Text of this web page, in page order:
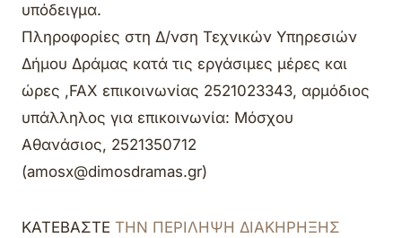
υπόδειγμα.
Πληροφορίες στη Δ/νση Τεχνικών Υπηρεσιών
Δήμου Δράμας κατά τις εργάσιμες μέρες και
ώρες ,FAX επικοινωνίας 2521023343, αρμόδιος
υπάλληλος για επικοινωνία: Μόσχου
Αθανάσιος, 2521350712
(amosx@dimosdramas.gr)
ΚΑΤΕΒΑΣΤΕ ΤΗΝ ΠΕΡΙΛΗΨΗ ΔΙΑΚΗΡΗΞΗΣ